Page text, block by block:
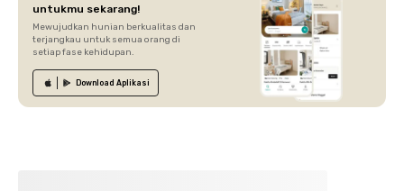
untukmu sekarang!
Mewujudkan hunian berkualitas dan
terjangkau untuk semua orang di
setiap fase kehidupan.
Download Aplikasi